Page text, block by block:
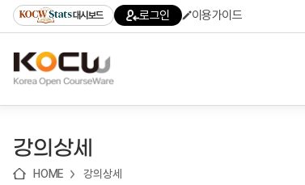
기
기
기
content)
가
대시보드 로그인 이용가이드
강의상세
HOME 강의상세